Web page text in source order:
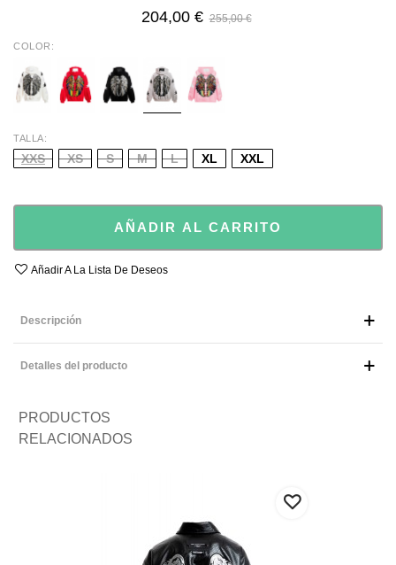
204,00 € 255,00 €
COLOR
RED
TALLA
XXS XS S M L XL XXL
AÑADIR AL CARRITO
Añadir A La Lista De Deseos
Descripción
Detalles del producto
PRODUCTOS
RELACIONADOS